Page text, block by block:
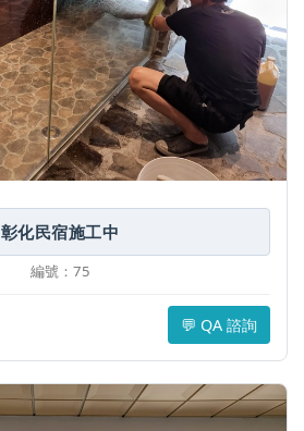
彰化民宿施工中
編號：75
💬 QA 諮詢